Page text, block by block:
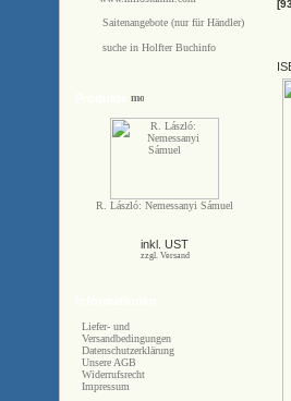
Saitenangebote (nur für Händler)
suche in Holfter Buchinfo
R. László: Nemessanyi Sámuel
inkl. UST
zzgl. Versand
Liefer- und
Versandbedingungen
Datenschutzerklärung
Unsere AGB
Widerrufsrecht
Impressum